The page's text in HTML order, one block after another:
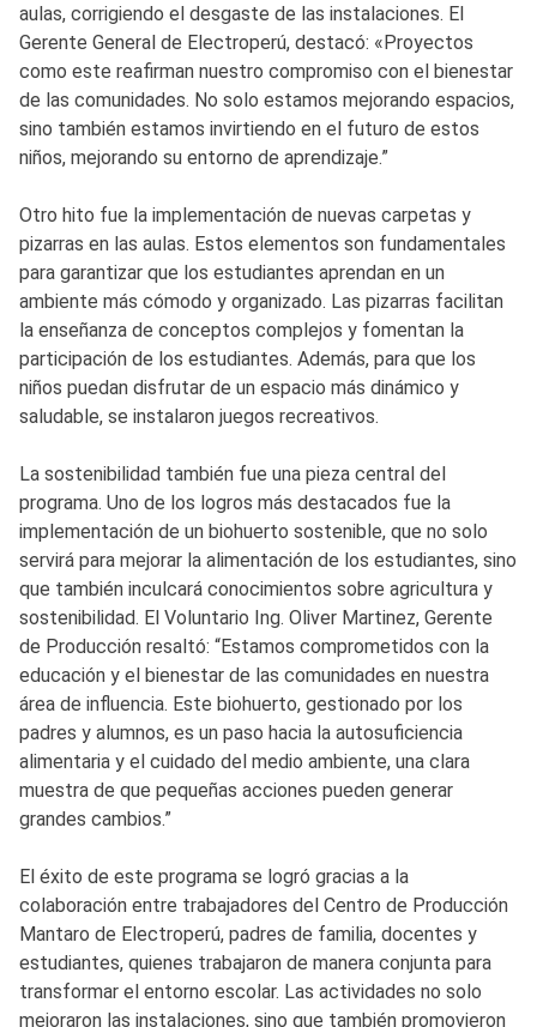
aulas, corrigiendo el desgaste de las instalaciones. El
Gerente General de Electroperú, destacó: «Proyectos
como este reafirman nuestro compromiso con el bienestar
de las comunidades. No solo estamos mejorando espacios,
sino también estamos invirtiendo en el futuro de estos
niños, mejorando su entorno de aprendizaje.”
Otro hito fue la implementación de nuevas carpetas y
pizarras en las aulas. Estos elementos son fundamentales
para garantizar que los estudiantes aprendan en un
ambiente más cómodo y organizado. Las pizarras facilitan
la enseñanza de conceptos complejos y fomentan la
participación de los estudiantes. Además, para que los
niños puedan disfrutar de un espacio más dinámico y
saludable, se instalaron juegos recreativos.
La sostenibilidad también fue una pieza central del
programa. Uno de los logros más destacados fue la
implementación de un biohuerto sostenible, que no solo
servirá para mejorar la alimentación de los estudiantes, sino
que también inculcará conocimientos sobre agricultura y
sostenibilidad. El Voluntario Ing. Oliver Martinez, Gerente
de Producción resaltó: “Estamos comprometidos con la
educación y el bienestar de las comunidades en nuestra
área de influencia. Este biohuerto, gestionado por los
padres y alumnos, es un paso hacia la autosuficiencia
alimentaria y el cuidado del medio ambiente, una clara
muestra de que pequeñas acciones pueden generar
grandes cambios.”
El éxito de este programa se logró gracias a la
colaboración entre trabajadores del Centro de Producción
Mantaro de Electroperú, padres de familia, docentes y
estudiantes, quienes trabajaron de manera conjunta para
transformar el entorno escolar. Las actividades no solo
mejoraron las instalaciones, sino que también promovieron